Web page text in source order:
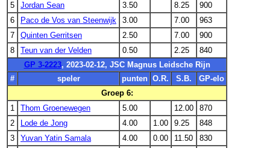
5
Jordan Sean 3.50 8.25
900
6
Paco de Vos van Steenwijk 3.00 7.00
963
7
Quinten Gerritsen 2.50 7.00
900
8
Teun van der Velden 0.50 2.25
840
GP 3-2223, 2023-02-12, JSC Magnus Leidsche Rijn
#
speler punten O.R. S.B.
GP-elo
Groep 6:
1
Thom Groenewegen 5.00 12.00
870
2
Lode de Jong 4.00 1.00 9.25
848
3
Yuvan Yatin Samala 4.00 0.00 11.50
830